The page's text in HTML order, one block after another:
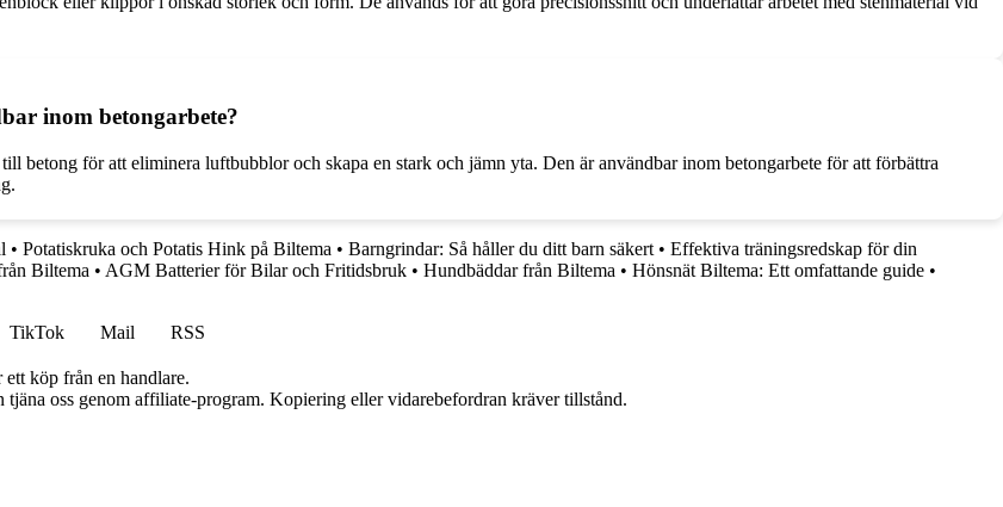
inom betongarbete?
betong för att eliminera luftbubblor och skapa en stark och jämn yta. Den är användbar inom betongarbete för att förbättra
• Potatiskruka och Potatis Hink på Biltema • Barngrindar: Så håller du ditt barn säkert • Effektiva träningsredskap för din
Biltema • AGM Batterier för Bilar och Fritidsbruk • Hundbäddar från Biltema • Hönsnät Biltema: Ett omfattande guide •
TikTok Mail
RSS
köp från en handlare.
oss genom affiliate-program. Kopiering eller vidarebefordran kräver tillstånd.